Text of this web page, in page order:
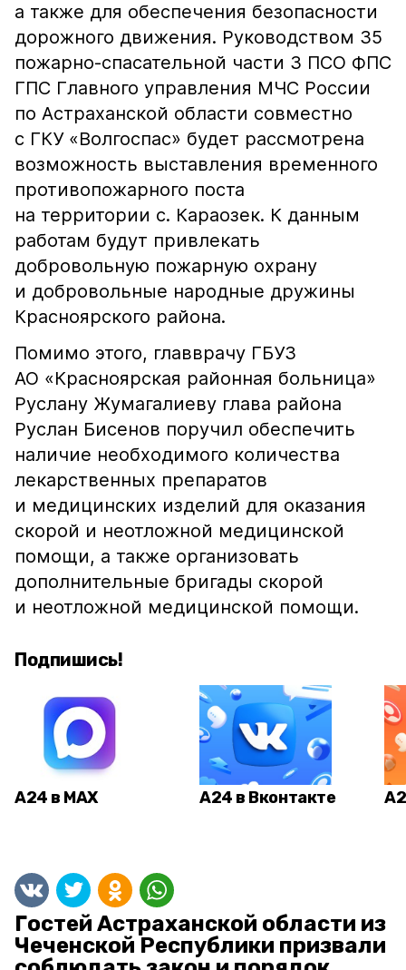
а также для обеспечения безопасности
дорожного движения. Руководством 35
пожарно-спасательной части 3 ПСО ФПС
ГПС Главного управления МЧС России
по Астраханской области совместно
с ГКУ «Волгоспас» будет рассмотрена
возможность выставления временного
противопожарного поста
на территории с. Караозек. К данным
работам будут привлекать
добровольную пожарную охрану
и добровольные народные дружины
Красноярского района.
Помимо этого, главврачу ГБУЗ
АО «Красноярская районная больница»
Руслану Жумагалиеву глава района
Руслан Бисенов поручил обеспечить
наличие необходимого количества
лекарственных препаратов
и медицинских изделий для оказания
скорой и неотложной медицинской
помощи, а также организовать
дополнительные бригады скорой
и неотложной медицинской помощи.
Подпишись!
А24 в MAX А24 в Вконтакте
Гостей Астраханской области из
Чеченской Республики призвали